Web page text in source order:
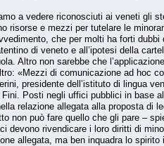
a vedere riconosciuti ai veneti gli
risorse e mezzi per tutelare le
che per molti ha forti
di veneto e all’ipotesi della
Altro non sarebbe che
«Mezzi di comunicazione ad hoc
presidente dell’istituto di lingua
Fini. Posti negli uffici pubblici in base
relazione allegata alla proposta di
non può fare quello che gli pare –
devono rivendicare i loro diritti di
allegata, ma ben inquadra lo